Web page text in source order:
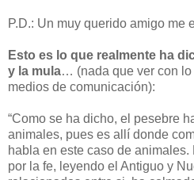
P.D.: Un muy querido amigo me
Esto es lo que realmente ha
y la mula… (nada que ver con
medios de comunicación):
“Como se ha dicho, el pesebre
animales, pues es allí donde
habla en este caso de
por la fe, leyendo el Antiguo y